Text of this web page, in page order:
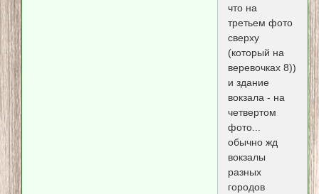
что на
третьем фото
сверху
(который на
веревочках 8))
и здание
вокзала - на
четвертом
фото...
обычно жд
вокзалы
разных
городов